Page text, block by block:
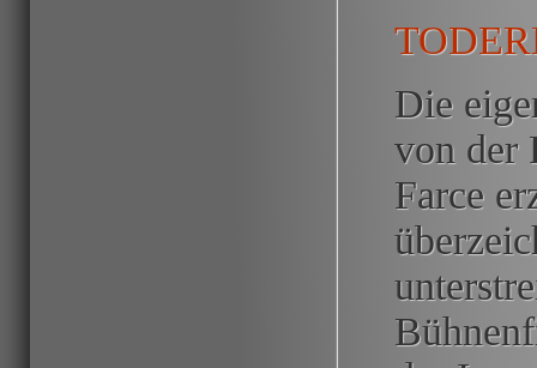
Die
von der
Farce